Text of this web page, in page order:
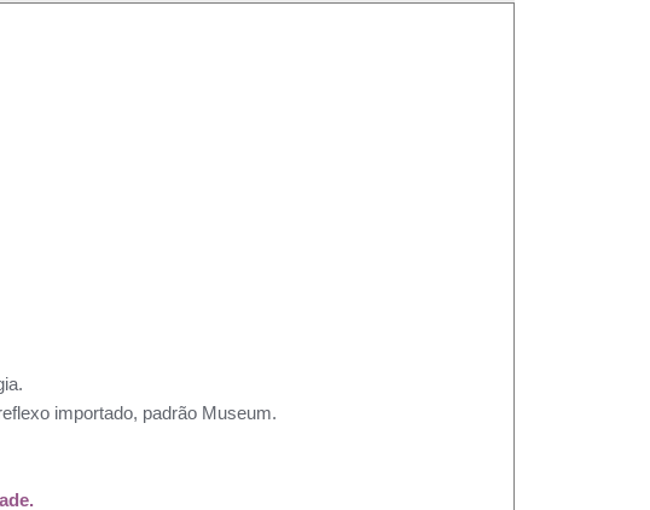
importado, padrão Museum.